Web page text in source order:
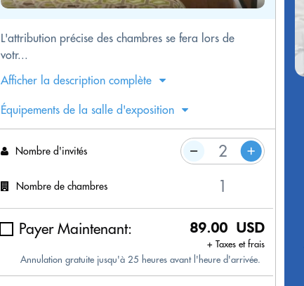
L'attribution précise des chambres se fera lors de
votr...
Afficher la description complète
Équipements de la salle d'exposition
Nombre d'invités
Nombre de chambres
Payer Maintenant: 89.00 USD
+ Taxes et frais
Annulation gratuite jusqu'à 25 heures avant l'heure d'arrivée.